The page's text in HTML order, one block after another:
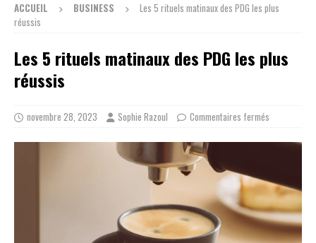
ACCUEIL BUSINESS
Les 5 rituels matinaux des PDG les plus
réussis
Les 5 rituels matinaux des PDG les plus
réussis
novembre 28, 2023 Sophie Razoul Commentaires fermés